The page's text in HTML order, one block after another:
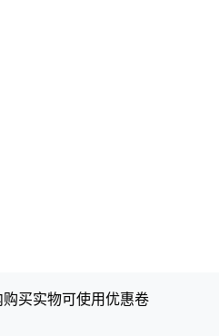
购买实物可使用优惠卷